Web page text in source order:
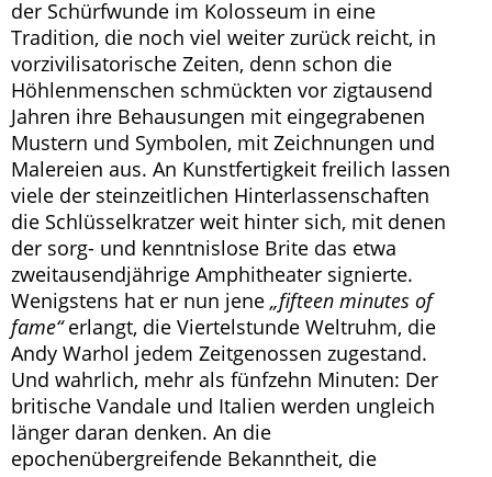
der Schürfwunde im Kolosseum in eine
Tradition, die noch viel weiter zurück reicht, in
vorzivilisatorische Zeiten, denn schon die
Höhlenmenschen schmückten vor zigtausend
Jahren ihre Behausungen mit eingegrabenen
Mustern und Symbolen, mit Zeichnungen und
Malereien aus. An Kunstfertigkeit freilich lassen
viele der steinzeitlichen Hinterlassenschaften
die Schlüsselkratzer weit hinter sich, mit denen
der sorg- und kenntnislose Brite das etwa
zweitausendjährige Amphitheater signierte.
Wenigstens hat er nun jene „fifteen minutes of
fame“erlangt, die Viertelstunde Weltruhm, die
Andy Warhol jedem Zeitgenossen zugestand.
Und wahrlich, mehr als fünfzehn Minuten: Der
britische Vandale und Italien werden ungleich
länger daran denken. An die
epochenübergreifende Bekanntheit, die